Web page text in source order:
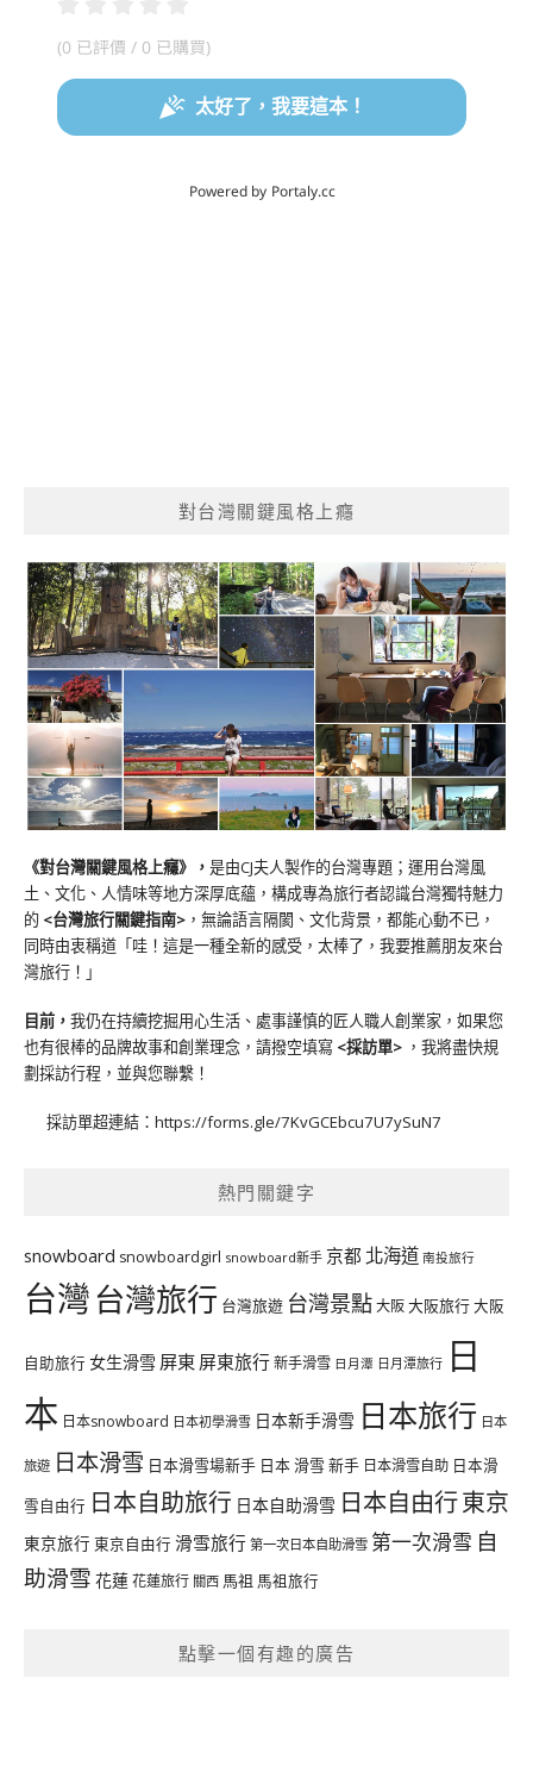
對台灣關鍵風格上癮
《對台灣關鍵風格上癮》 ， 是由CJ夫人製作的台灣專題；運用台灣風
土、文化、人情味等地方深厚底蘊，構成專為旅行者認識台灣獨特魅力
的 <台灣旅行關鍵指南> ，無論語言隔閡、文化背景，都能心動不已，
同時由衷稱道「哇！這是一種全新的感受，太棒了，我要推薦朋友來台
灣旅行！」
目前， 我仍在持續挖掘用心生活、處事謹慎的匠人職人創業家，如果您
也有很棒的品牌故事和創業理念，請撥空填寫 <採訪單> ，我將盡快規
劃採訪行程，並與您聯繫！
採訪單超連結： https://forms.gle/7KvGCEbcu7U7ySuN7
熱門關鍵字
snowboard snowboardgirl snowboard新手 京都 北海道 南投旅行
台灣台灣旅行 台灣旅遊 台灣景點大阪大阪旅行大阪
自助旅行 女生滑雪 屏東 屏東旅行新手滑雪 日月潭 日月潭旅行 日
本 日本snowboard 日本初學滑雪 日本新手滑雪 日本旅行 日本
旅遊 日本滑雪 日本滑雪場新手 日本 滑雪 新手 日本滑雪自助 日本滑
雪自由行 日本自助旅行 日本自助滑雪 日本自由行東京
東京旅行 東京自由行 滑雪旅行 第一次日本自助滑雪 第一次滑雪 自
助滑雪 花蓮花蓮旅行 關西 馬祖 馬祖旅行
點擊一個有趣的廣告